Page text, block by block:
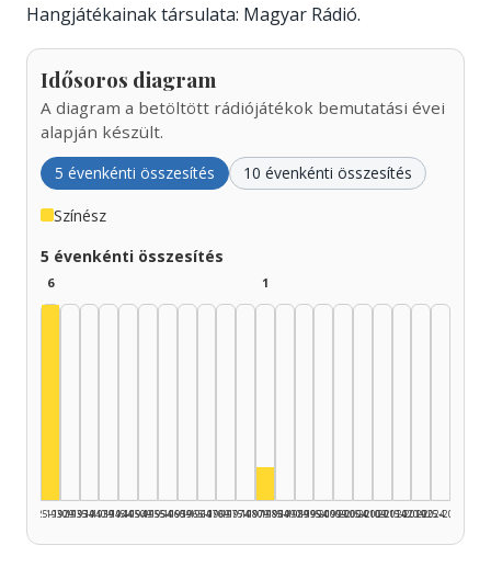
Hangjátékainak társulata: Magyar Rádió.
Idősoros diagram
A diagram a betöltött rádiójátékok bemutatási évei
alapján készült.
5 évenkénti összesítés 10 évenkénti összesítés
Színész
5 évenkénti összesítés
6
1925–1929
1930–1934
1935–1939
1940–1944
1945–1949
1950–1954
1955–1959
1960–1964
1965–1969
1970–1974
1975–1979
1
Színész, 1980–1984: 1
1980–1984
1985–1989
1990–1994
1995–1999
2000–2004
2005–2009
2010–2014
2015–2019
2020–2024
2025–2026